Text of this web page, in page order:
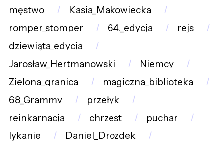
męstwo
Kasia_Makowiecka
romper_stomper
64._edycja
rejs
dziewiąta_edycja
Jarosław_Hertmanowski
Niemcy
Zielona_granica
magiczna_biblioteka
68_Grammy
przełyk
reinkarnacja
chrzest
puchar
lykanie
Daniel_Drozdek